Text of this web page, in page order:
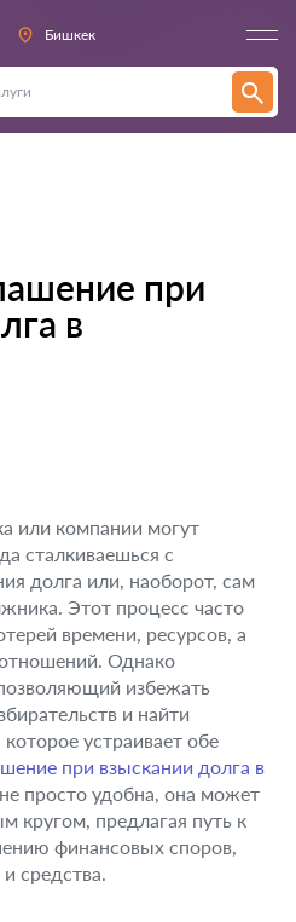
Бишкек
при
в
или компании могут
сталкиваешься с
долга или, наоборот, сам
Этот процесс часто
времени, ресурсов, а
Однако
избежать
и найти
устраивает обе
при взыскании долга в
просто удобна, она может
кругом, предлагая путь к
финансовых споров,
средства.